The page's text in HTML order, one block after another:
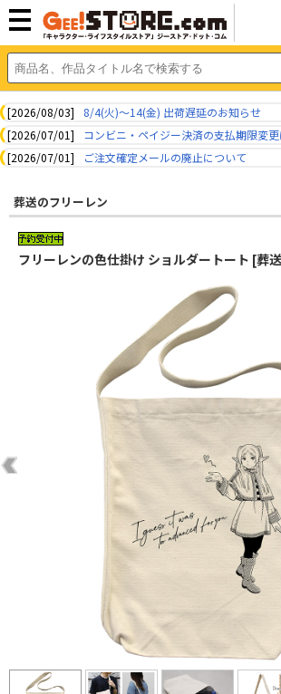
[2026/08/03]
8/4(火)～14(金) 出荷遅延のお知らせ
[2026/07/01]
コンビニ・ペイジー決済の支払期限変
[2026/07/01]
ご注文確定メールの廃止について
葬送のフリーレン
フリーレンの色仕掛け ショルダートート [葬